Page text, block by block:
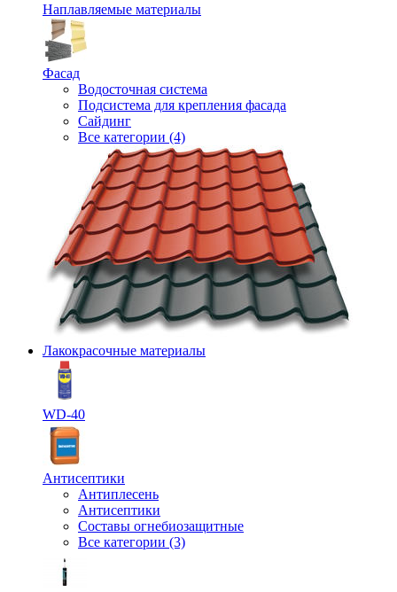
Наплавляемые материалы
Фасад
Водосточная система
Подсистема для крепления фасада
Сайдинг
Все категории (4)
Лакокрасочные материалы
WD-40
Антисептики
Антиплесень
Антисептики
Составы огнебиозащитные
Все категории (3)